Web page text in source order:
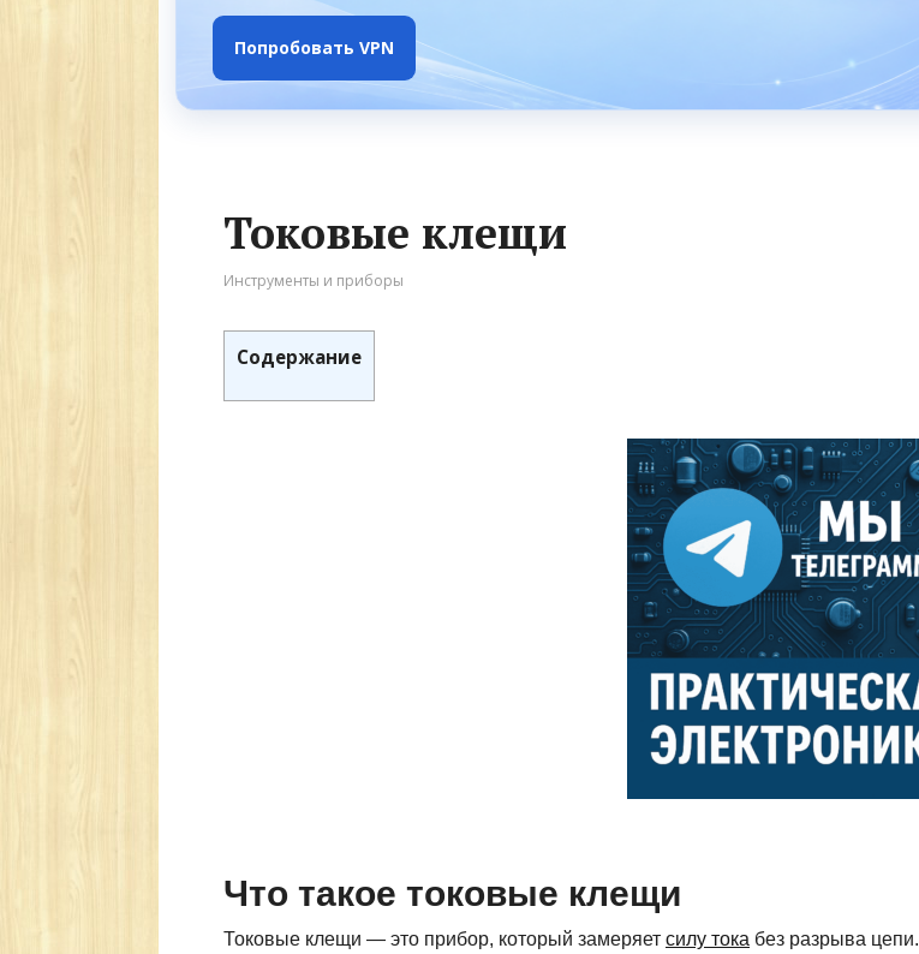
Попробовать VPN
Токовые клещи
Инструменты и приборы
Содержание
Что такое токовые клещи
Токовые клещи — это прибор, который замеряет силу тока без разрыва цепи.